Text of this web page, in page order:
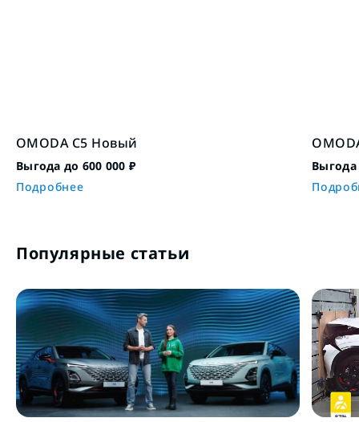
OMODA C5 Новый
Выгода до 600 000 ₽
Подробнее
Выгода
Популярные статьи